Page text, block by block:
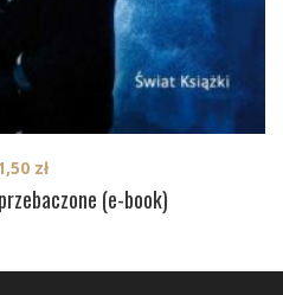
(e-book)
zł